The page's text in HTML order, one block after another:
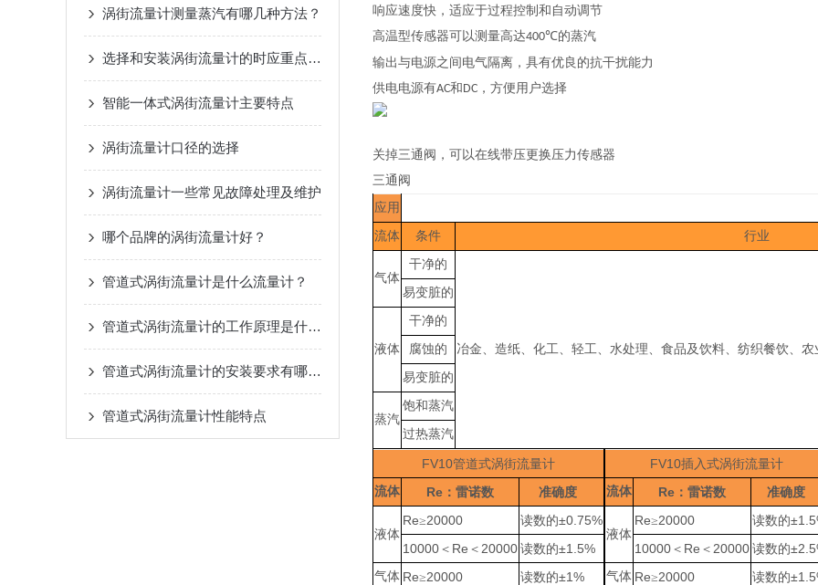
涡街流量计测量蒸汽有哪几种方法？
选择和安装涡街流量计的时应重点考虑什么？
智能一体式涡街流量计主要特点
涡街流量计口径的选择
涡街流量计一些常见故障处理及维护
哪个品牌的涡街流量计好？
管道式涡街流量计是什么流量计？
管道式涡街流量计的工作原理是什么？
管道式涡街流量计的安装要求有哪些？
管道式涡街流量计性能特点
响应速度快，适应于过程控制和自动调节
高温型传感器可以测量高达400℃的蒸汽
输出与电源之间电气隔离，具有优良的抗干扰能力
供电电源有AC和 DC ，方便用户选择
关掉三通阀，可以在线带压更换压力传感器
三通阀
应用
流体 条件 行业
气体
干净的
冶金、造纸、化工、轻工、水处理、食品及饮料、纺织餐饮、
易变脏的
液体
干净的
腐蚀的
易变脏的
蒸汽
饱和蒸汽
过热蒸汽
FV10管道式涡街流量计
流体
Re ：雷诺数 准确度
液体
Re≥20000 读数的±0.75%
10000 ＜ Re ＜ 20000 读数的±1.5%
气体 Re≥20000 读数的±1%
FV10插入式涡街流量计
流体
Re ：雷诺数 准确度
液体
Re≥20000 读数的
10000 ＜ Re ＜ 20000 读数的
气体 Re≥20000 读数的